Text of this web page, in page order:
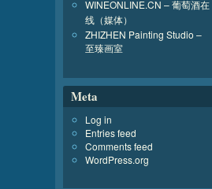
WINEONLINE.CN – 葡萄酒在
线（媒体）
ZHIZHEN Painting Studio –
至臻画室
Meta
Log in
Entries feed
Comments feed
WordPress.org